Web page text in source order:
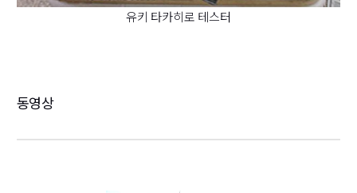
유키 타카히로 테스터
동영상